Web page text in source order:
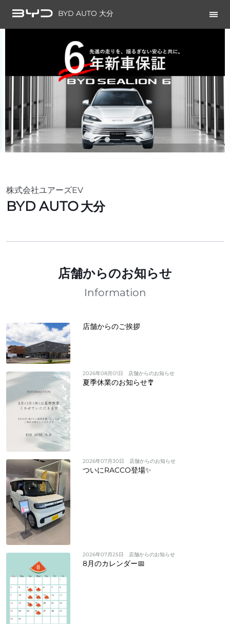
BYD AUTO 大分
株式会社ユアーズEV
BYD AUTO大分
店舗からのお知らせ
Information
店舗からのご挨拶
2026年08月01日 店舗からのお知らせ
夏季休業のお知らせ🎐
2026年07月30日 店舗からのお知らせ
ついにRACCO登場✨
2026年07月25日 店舗からのお知らせ
8月のカレンダー📅